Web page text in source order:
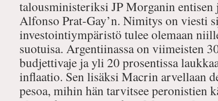
talousministeriksi JP Morganin entisen
Alfonso Prat‐Gay’n. Nimitys on viesti
investointiympäristö tulee olemaan
suotuisa. Argentiinassa on viimeisten
budjettivaje ja yli 20 prosentissa
inflaatio. Sen lisäksi Macrin arvellaan
pesoa, mihin hän tarvitsee peronistien